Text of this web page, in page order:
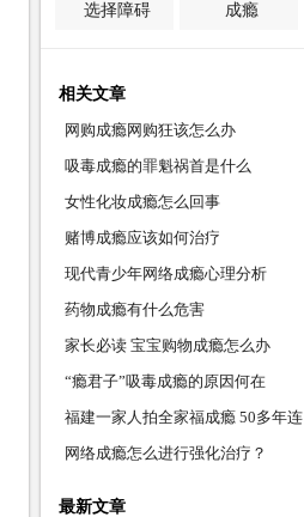
选择障碍 成瘾
相关文章
网购成瘾网购狂该怎么办
吸毒成瘾的罪魁祸首是什么
女性化妆成瘾怎么回事
赌博成瘾应该如何治疗
现代青少年网络成瘾心理分析
药物成瘾有什么危害
家长必读 宝宝购物成瘾怎么办
“瘾君子”吸毒成瘾的原因何在
福建一家人拍全家福成瘾 50多年连
网络成瘾怎么进行强化治疗？
最新文章